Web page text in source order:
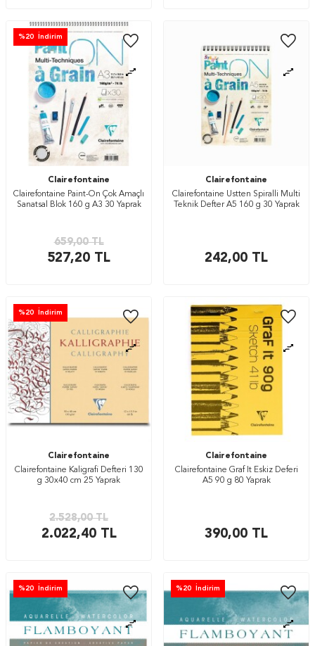
% 20 İndirim
Clairefontaine
Clairefontaine Paint-On Çok Amaçlı
Sanatsal Blok 160 g A3 30 Yaprak
659,00TL
527,20 TL
Clairefontaine
Clairefontaine Üstten Spiralli Multi
Teknik Defter A5 160 g 30 Yaprak
242,00 TL
% 20 İndirim
Clairefontaine
Clairefontaine Kaligrafi Defteri 130
g 30x40 cm 25 Yaprak
2.528,00TL
2.022,40TL
Clairefontaine
Clairefontaine Graf It Eskiz Deferi
A5 90 g 80 Yaprak
390,00 TL
% 20 İndirim % 20 İndirim